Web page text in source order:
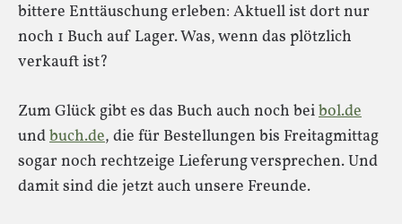
bittere Enttäuschung erleben: Aktuell ist dort nur
noch 1 Buch auf Lager. Was, wenn das plötzlich
verkauft ist?
Zum Glück gibt es das Buch auch noch beibol.de
undbuch.de, die für Bestellungen bis Freitagmittag
sogar noch rechtzeige Lieferung versprechen. Und
damit sind die jetzt auch unsere Freunde.